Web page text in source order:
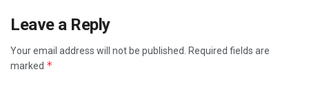
Leave a Reply
Your email address will not be published. Required fields are
marked *